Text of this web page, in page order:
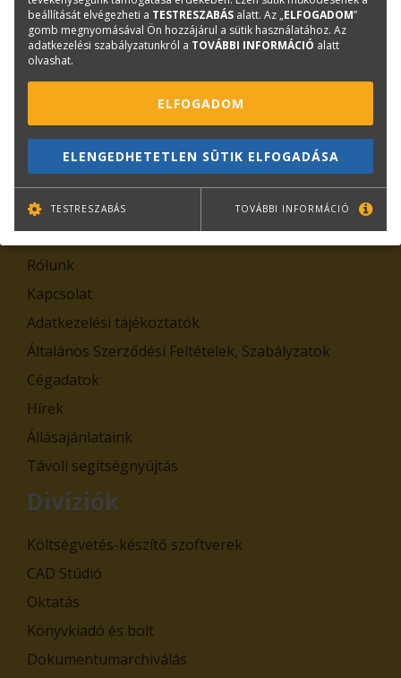
TOVÁBB
Leiratkozás
Kiemelt tartalmak
Rólunk
Kapcsolat
Adatkezelési tájékoztatók
Általános Szerződési Feltételek, Szabályzatok
Cégadatok
Hírek
Állásajánlataink
Távoli segítségnyújtás
Divíziók
Költségvetés-készítő szoftverek
CAD Stúdió
Oktatás
Könyvkiadó és bolt
Dokumentumarchiválás
beállítását elvégezheti a TESTRESZABÁS alatt. Az „ELFOGADOM”
gomb megnyomásával Ön hozzájárul a sütik használatához. Az
adatkezelési szabályzatunkról a TOVÁBBI INFORMÁCIÓ alatt
olvashat.
ELFOGADOM
ELENGEDHETETLEN SÜTIK ELFOGADÁSA
TESTRESZABÁS TOVÁBBI INFORMÁCIÓ